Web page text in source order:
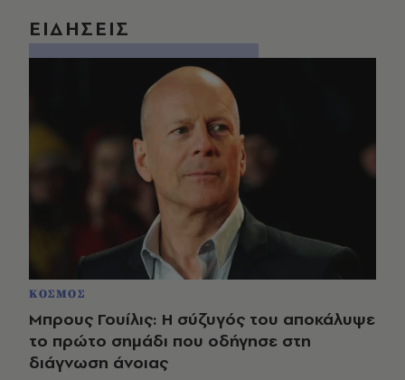
ΕΙΔΗΣΕΙΣ
ΚΟΣΜΟΣ
Μπρους Γουίλις: Η σύζυγός του αποκάλυψε
το πρώτο σημάδι που οδήγησε στη
διάγνωση άνοιας